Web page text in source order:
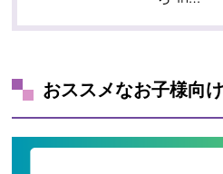
おススメなお子様向